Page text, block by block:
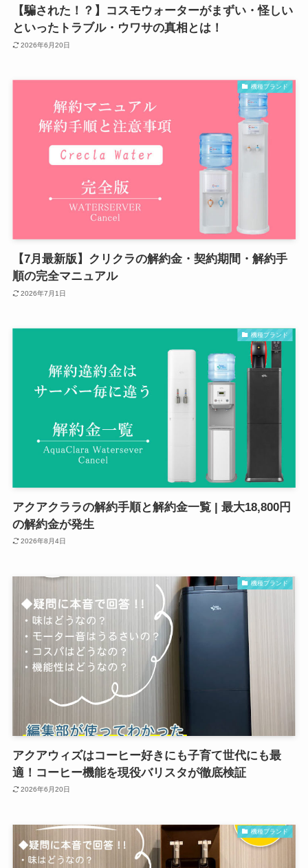
【騙された！？】コスモウォーターがまずい・怪しい
といったトラブル・ウワサの真相とは！
2026年6月20日
機種ブランド
【7月最新版】クリクラの解約金・契約期間・解約手
順の完全マニュアル
2026年7月1日
機種ブランド
アクアクララの解約手順と解約金一覧 | 最大18,800円
の解約金が発生
2026年8月4日
機種ブランド
アクアウィズはコーヒー好きにも子育て世代にも最
適！コーヒー機能を現役バリスタが徹底検証
2026年6月20日
機種ブランド